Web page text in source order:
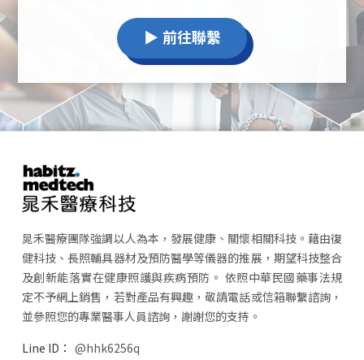
▶ 前往聯繫
@hhk6256q
晁禾醫療團隊強調以人為本，發展健康、關懷相關科技。藉由復
健科技、長照輔具器材及預防醫學等儀器的推展，期望科技整合
及創新能落實在健康照護與疾病預防。 依照中華民國藥事法規
定不予網上銷售，若對產品有興趣，敬請電話或信箱聯繫諮詢，
並參照您的專業醫事人員諮詢，謝謝您的支持。